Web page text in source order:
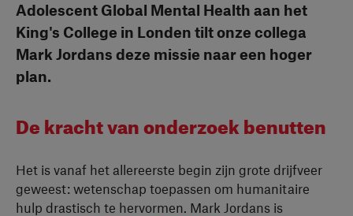
Adolescent Global Mental Health aan het
King's College in Londen tilt onze collega
Mark Jordans deze missie naar een hoger
plan.
De kracht van onderzoek benutten
Het is vanaf het allereerste begin zijn grote drijfveer
geweest: wetenschap toepassen om humanitaire
hulp drastisch te hervormen. Mark Jordans is